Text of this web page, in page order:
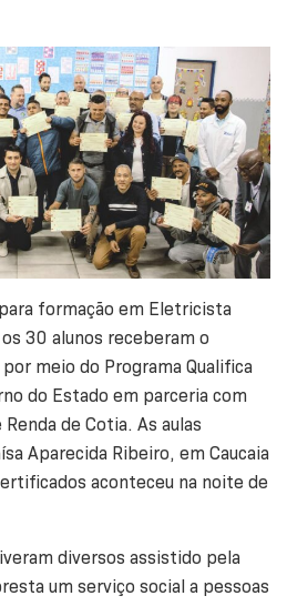
formação em Eletricista
30 alunos receberam o
meio do Programa Qualifica
do Estado em parceria com
de Cotia. As aulas
Aparecida Ribeiro, em Caucaia
aconteceu na noite de
diversos assistido pela
um serviço social a pessoas